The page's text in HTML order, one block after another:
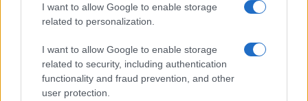
I want to allow Google to enable storage
related to personalization.
I want to allow Google to enable storage
related to security, including authentication
functionality and fraud prevention, and other
user protection.
Vuoi rimanere sempre aggiornato?
Iscriviti alla newsletter di Gallura Oggi e ricevi le nostre